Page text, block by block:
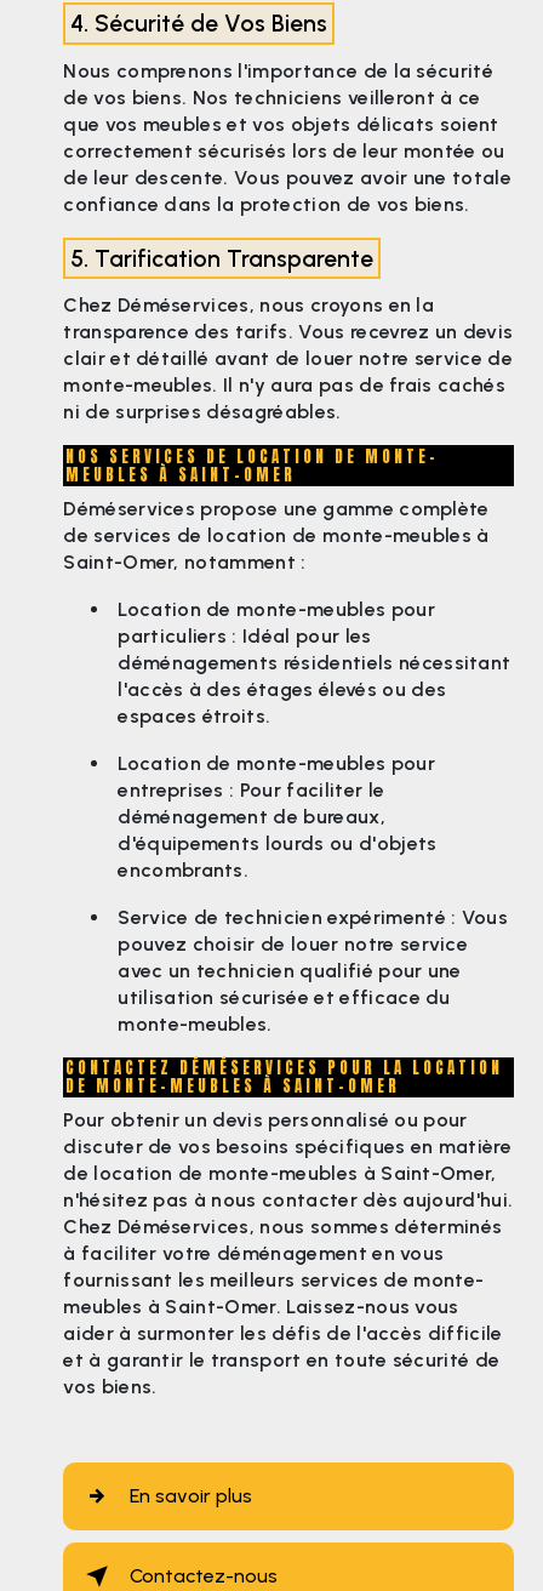
4. Sécurité de Vos Biens
Nous comprenons l'importance de la sécurité
de vos biens. Nos techniciens veilleront à ce
que vos meubles et vos objets délicats soient
correctement sécurisés lors de leur montée ou
de leur descente. Vous pouvez avoir une totale
confiance dans la protection de vos biens.
5. Tarification Transparente
Chez Déméservices, nous croyons en la
transparence des tarifs. Vous recevrez un devis
clair et détaillé avant de louer notre service de
monte-meubles. Il n'y aura pas de frais cachés
ni de surprises désagréables.
NOS SERVICES DE LOCATION DE MONTE-
MEUBLES À SAINT-OMER
Déméservices propose une gamme complète
de services de location de monte-meubles à
Saint-Omer, notamment :
Location de monte-meubles pour
particuliers : Idéal pour les
déménagements résidentiels nécessitant
l'accès à des étages élevés ou des
espaces étroits.
Location de monte-meubles pour
entreprises : Pour faciliter le
déménagement de bureaux,
d'équipements lourds ou d'objets
encombrants.
Service de technicien expérimenté : Vous
pouvez choisir de louer notre service
avec un technicien qualifié pour une
utilisation sécurisée et efficace du
monte-meubles.
CONTACTEZ DÉMÉSERVICES POUR LA LOCATION
DE MONTE-MEUBLES À SAINT-OMER
Pour obtenir un devis personnalisé ou pour
discuter de vos besoins spécifiques en matière
de location de monte-meubles à Saint-Omer,
n'hésitez pas à nous contacter dès aujourd'hui.
Chez Déméservices, nous sommes déterminés
à faciliter votre déménagement en vous
fournissant les meilleurs services de monte-
meubles à Saint-Omer. Laissez-nous vous
aider à surmonter les défis de l'accès difficile
et à garantir le transport en toute sécurité de
vos biens.
En savoir plus
Contactez-nous